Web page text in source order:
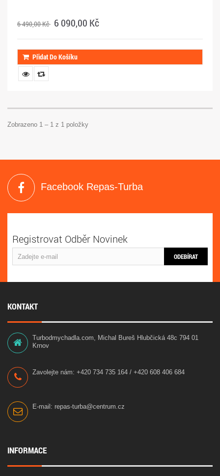
6 490,00 Kč 6 090,00 Kč
Přidat Do Košíku
Zobrazeno 1 – 1 z 1 položky
Facebook Repas-Turba
Registrovat Odběr Novinek
ODEBÍRAT
KONTAKT
Turbodmychadla.com, Michal Bureš Hlubčická 48c 794 01
Krnov
Zavolejte nám: +420 734 735 164 / +420 608 406 684
E-mail: repas-turba@centrum.cz
INFORMACE